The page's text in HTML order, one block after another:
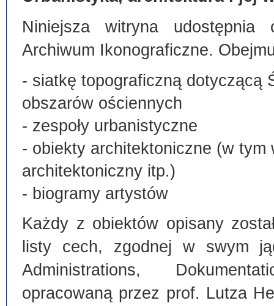
Niniejsza witryna
Archiwum Ikonograficzne.
- siatkę topograficzną dotyczącą
obszarów ościennych
- zespoły urbanistyczne
- obiekty architektoniczne (w
architektoniczny itp.)
- biogramy artystów
Każdy z obiektów opisany
listy cech, zgodnej w swym
Administrations,
opracowaną przez prof. Lutza